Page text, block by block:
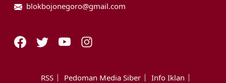
blokbojonegoro@gmail.com
RSS Pedoman Media Siber
Info Iklan